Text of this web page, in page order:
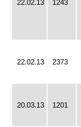
22.02.13 1243
22.02.13 2373
20.03.13 1201